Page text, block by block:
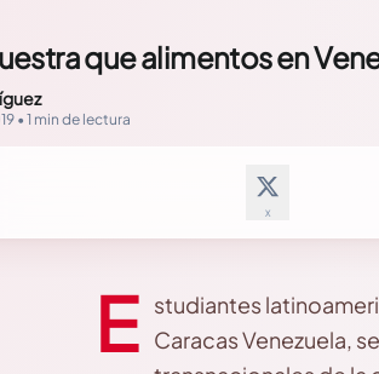
que alimentos en
• 1 min de lectura
X
E studiantes
Caracas Venezuela,